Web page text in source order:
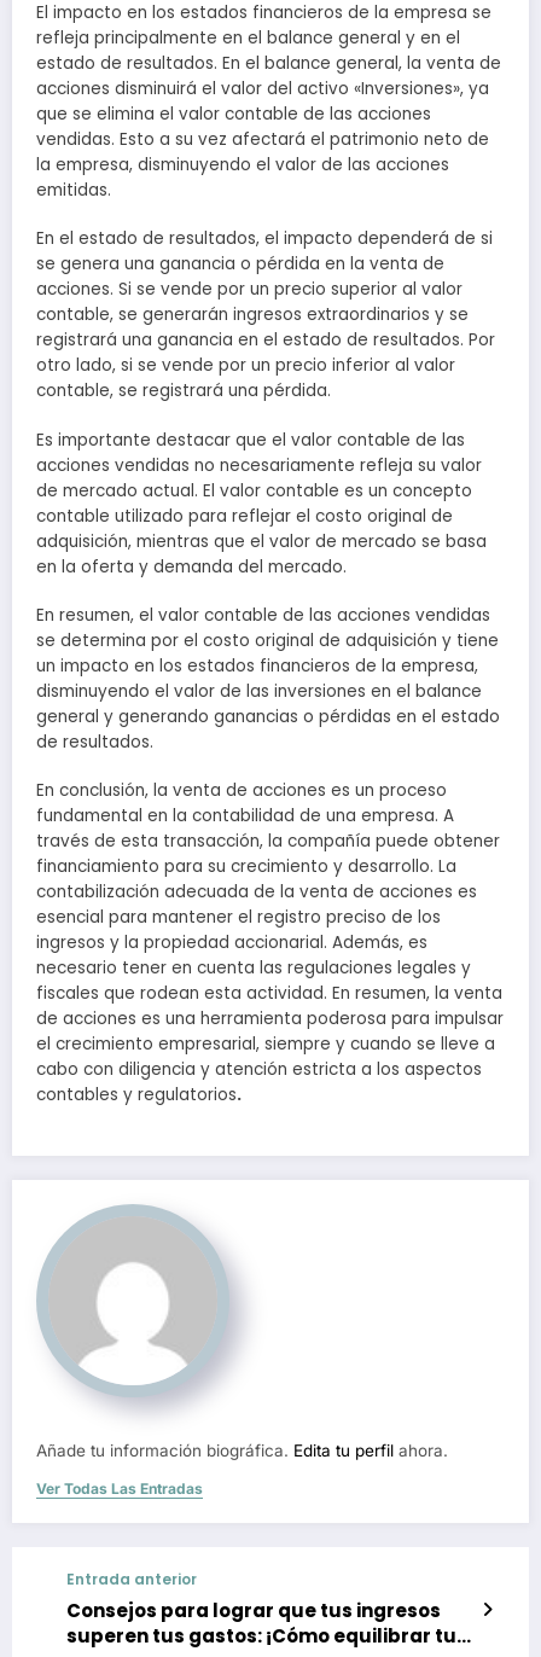
El impacto en los estados financieros de la empresa se
refleja principalmente en el balance general y en el
estado de resultados. En el balance general, la venta de
acciones disminuirá el valor del activo «Inversiones», ya
que se elimina el valor contable de las acciones
vendidas. Esto a su vez afectará el patrimonio neto de
la empresa, disminuyendo el valor de las acciones
emitidas.
En el estado de resultados, el impacto dependerá de si
se genera una ganancia o pérdida en la venta de
acciones. Si se vende por un precio superior al valor
contable, se generarán ingresos extraordinarios y se
registrará una ganancia en el estado de resultados. Por
otro lado, si se vende por un precio inferior al valor
contable, se registrará una pérdida.
Es importante destacar que el valor contable de las
acciones vendidas no necesariamente refleja su valor
de mercado actual. El valor contable es un concepto
contable utilizado para reflejar el costo original de
adquisición, mientras que el valor de mercado se basa
en la oferta y demanda del mercado.
En resumen, el valor contable de las acciones vendidas
se determina por el costo original de adquisición y tiene
un impacto en los estados financieros de la empresa,
disminuyendo el valor de las inversiones en el balance
general y generando ganancias o pérdidas en el estado
de resultados.
En conclusión, la venta de acciones es un proceso
fundamental en la contabilidad de una empresa. A
través de esta transacción, la compañía puede obtener
financiamiento para su crecimiento y desarrollo. La
contabilización adecuada de la venta de acciones es
esencial para mantener el registro preciso de los
ingresos y la propiedad accionarial. Además, es
necesario tener en cuenta las regulaciones legales y
fiscales que rodean esta actividad. En resumen, la venta
de acciones es una herramienta poderosa para impulsar
el crecimiento empresarial, siempre y cuando se lleve a
cabo con diligencia y atención estricta a los aspectos
contables y regulatorios.
Añade tu información biográfica. Edita tu perfil ahora.
Ver Todas Las Entradas
Entrada anterior
Consejos para lograr que tus ingresos
superen tus gastos: ¡Cómo equilibrar tus